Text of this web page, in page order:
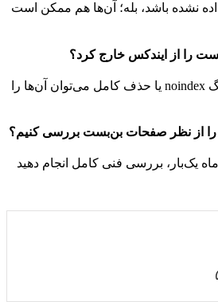
نشده باشد، بله؛ آن‌ها هم ممکن است
بله، اگر ارزشی ندارند، با تگ noindex یا حذف کامل می‌توان آن‌ها را